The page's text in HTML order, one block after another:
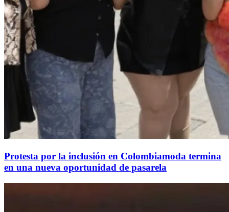
Protesta por la inclusión en Colombiamoda termina
en una nueva oportunidad de pasarela